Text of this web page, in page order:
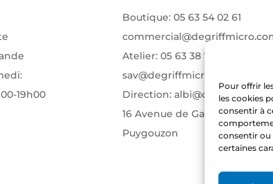
Pour offrir
les cookies
consentir à
consentir ou
certaines
19h00
Boutique:05 63 54 02 61
Atelier:05 63 38 71 75
sav@degriffmicro.com
Direction:
16 Avenue de Garban 81990
Puygouzon